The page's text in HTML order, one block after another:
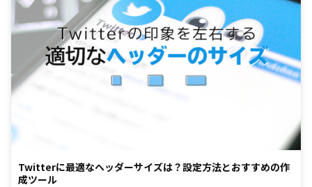
Twitterに最適なヘッダーサイズは？設定方法とおすすめの作
成ツール